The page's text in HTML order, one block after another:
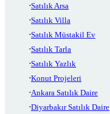
Satılık Arsa
Satılık Villa
Satılık Müstakil Ev
Satılık Tarla
Satılık Yazlık
Konut Projeleri
Ankara Satılık Daire
Diyarbakır Satılık Daire